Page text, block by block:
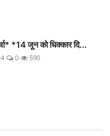
*14 जून को धिक्कार दि...
0 590